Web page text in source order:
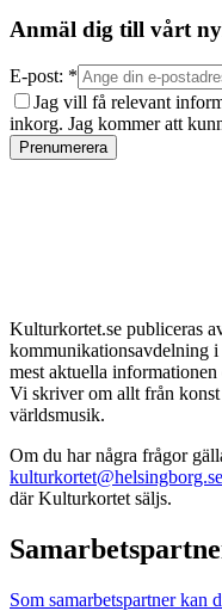
Anmäl dig till vårt
E-post: *
Jag vill få relevant
inkorg. Jag kommer att
Prenumerera
Kulturkortet.se publiceras
kommunikationsavdelning
mest aktuella
Vi skriver om allt från
världsmusik.
Om du har några frågor
kulturkortet@helsingborg.se
där Kulturkortet säljs.
Som samarbetspartner kan